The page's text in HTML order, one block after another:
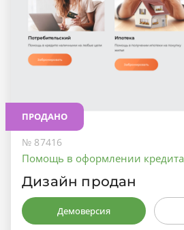
ПРОДАНО
№ 87416
Помощь в оформлении кредита
Дизайн продан
Демоверсия